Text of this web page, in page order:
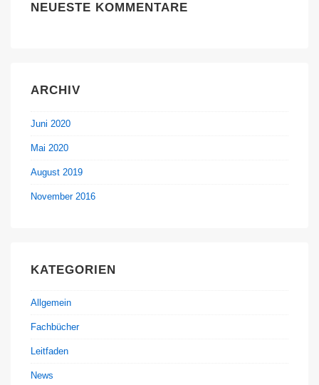
NEUESTE KOMMENTARE
ARCHIV
Juni 2020
Mai 2020
August 2019
November 2016
KATEGORIEN
Allgemein
Fachbücher
Leitfaden
News